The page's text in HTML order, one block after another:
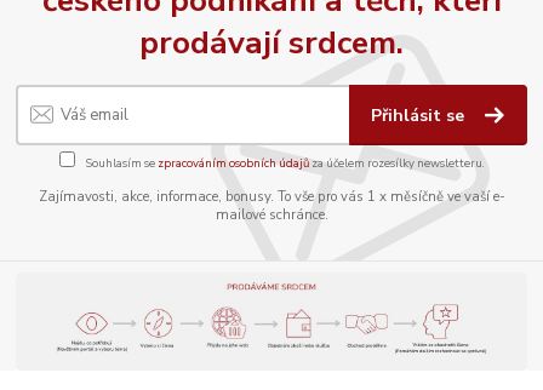
prodávají srdcem.
Přihlásit se
Souhlasím se zpracováním osobních údajůza účelem rozesílky newsletteru.
Zajímavosti, akce, informace, bonusy. To vše pro vás 1 x měsíčně ve vaší e-
mailové schránce.